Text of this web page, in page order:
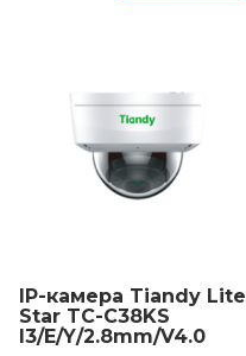
IP-камера Tiandy Lite
Star TC-C38KS
I3/E/Y/2.8mm/V4.0